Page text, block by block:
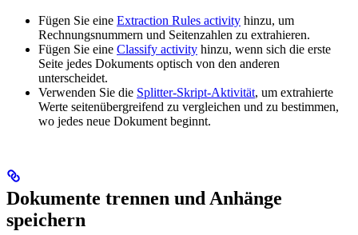
Fügen Sie eine Extraction Rules activity hinzu, um
Rechnungsnummern und Seitenzahlen zu extrahieren.
Fügen Sie eine Classify activity hinzu, wenn sich die erste
Seite jedes Dokuments optisch von den anderen
unterscheidet.
Verwenden Sie die Splitter-Skript-Aktivität, um extrahierte
Werte seitenübergreifend zu vergleichen und zu bestimmen,
wo jedes neue Dokument beginnt.
Dokumente trennen und Anhänge
speichern